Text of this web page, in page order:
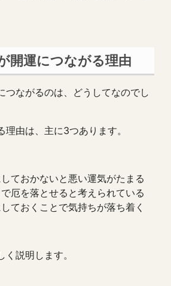
開運につながる理由
つながるのは、どうしてなのでし
理由は、主に3つあります。
ておかないと悪い運気がたまる
厄を落とせると考えられている
ておくことで気持ちが落ち着く
説明します。